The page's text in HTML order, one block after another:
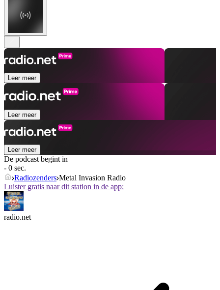
Leer meer
Leer meer
Leer meer
De podcast begint in
- 0 sec.
Radiozenders Metal Invasion Radio
Luister gratis naar dit station in de app:
radio.net